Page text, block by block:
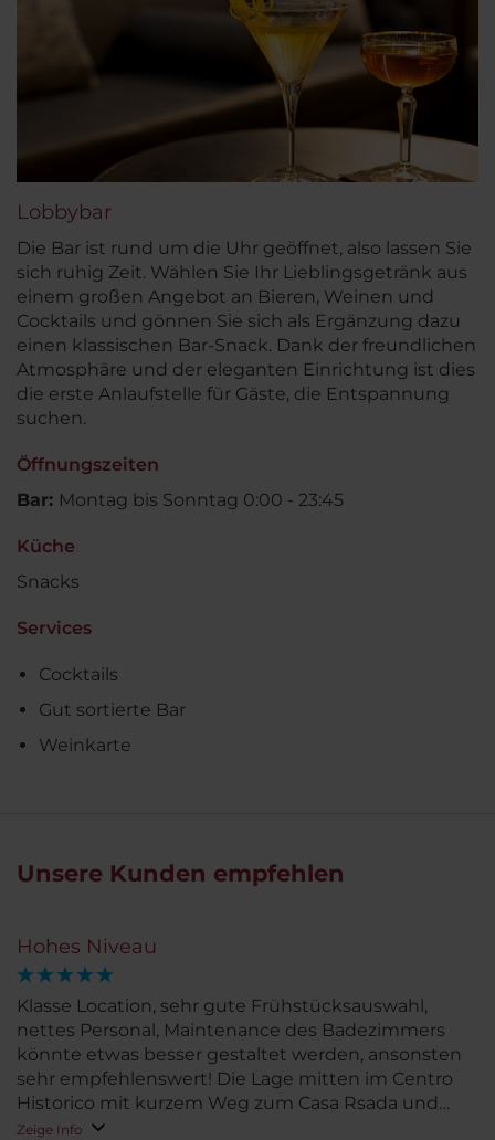
Lobbybar
Die Bar ist rund um die Uhr geöffnet, also lassen Sie
sich ruhig Zeit. Wählen Sie Ihr Lieblingsgetränk aus
einem großen Angebot an Bieren, Weinen und
Cocktails und gönnen Sie sich als Ergänzung dazu
einen klassischen Bar-Snack. Dank der freundlichen
Atmosphäre und der eleganten Einrichtung ist dies
die erste Anlaufstelle für Gäste, die Entspannung
suchen.
Öffnungszeiten
Bar: Montag bis Sonntag 0:00 - 23:45
Küche
Snacks
Services
Cocktails
Gut sortierte Bar
Weinkarte
Unsere Kunden empfehlen
Hohes Niveau
Klasse Location, sehr gute Frühstücksauswahl,
nettes Personal, Maintenance des Badezimmers
könnte etwas besser gestaltet werden, ansonsten
sehr empfehlenswert! Die Lage mitten im Centro
Historico mit kurzem Weg zum Casa Rsada und
Beginn des Sonntagsmarktes San Thelmo ist
Zeige Info